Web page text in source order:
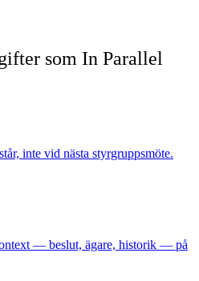
som In Parallel
inte vid nästa styrgruppsmöte.
— beslut, ägare, historik — på